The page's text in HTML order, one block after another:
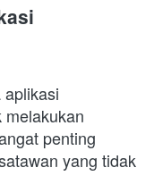
melakukan
penting
yang tidak